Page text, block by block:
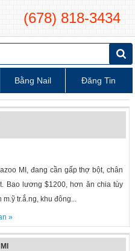
(678) 818-3434
Bằng Nail Đăng Tin
MI, đang cần gấp thợ bột, chân
Bao lương $1200, hơn ăn chia tùy
tr.ắ.ng, khu đông...
»